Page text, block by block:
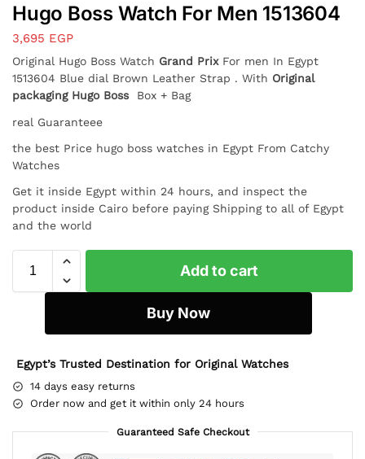
Hugo Boss Watch For Men 1513604
3,695 EGP
Original Hugo Boss Watch Grand PrixFor men In Egypt
1513604 Blue dial Brown Leather Strap . With Original
packaging Hugo BossBox + Bag
real Guaranteee
the best Price hugo boss watches in Egypt From Catchy
Watches
Get it inside Egypt within 24 hours, and inspect the
product inside Cairo before paying Shipping to all of Egypt
and the world
Add to cart
Buy Now
Egypt’s Trusted Destination for Original Watches
14 days easy returns
Order now and get it within only 24 hours
Guaranteed Safe Checkout